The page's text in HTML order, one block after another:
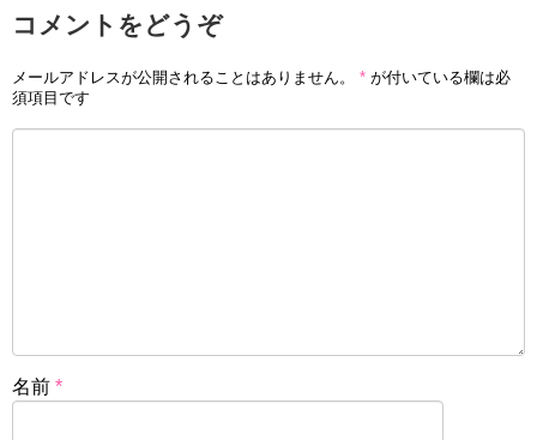
コメントをどうぞ
メールアドレスが公開されることはありません。 * が付いている欄は必
須項目です
名前 *